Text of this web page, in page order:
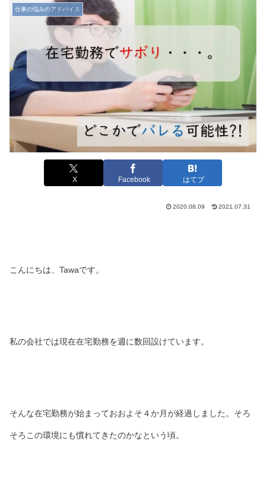
仕事の悩みのアドバイス
X Facebook はてブ
2020.08.09 2021.07.31
こんにちは、Tawaです。
私の会社では現在在宅勤務を週に数回設けています。
そんな在宅勤務が始まっておおよそ４か月が経過しました。そろ
そろこの環境にも慣れてきたのかなという頃。